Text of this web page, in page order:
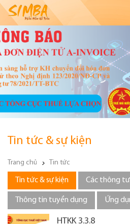
Tin tức & sự kiện
Trang chủ Tin tức
Tin tức & sự kiện Các thông
Thông tin tuyển dụng Ứng
HTKK 3.3.8